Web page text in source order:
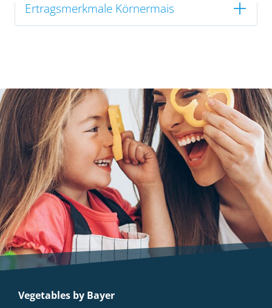
Ertragsmerkmale Körnermais
Vegetables by Bayer